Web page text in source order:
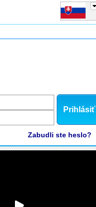
Prihlásiť
Zabudli ste heslo?